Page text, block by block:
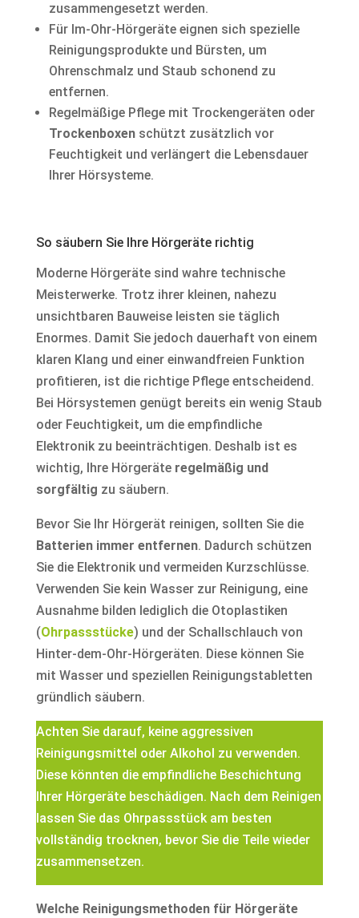
zusammengesetzt werden.
Für Im-Ohr-Hörgeräte eignen sich spezielle
Reinigungsprodukte und Bürsten, um
Ohrenschmalz und Staub schonend zu
entfernen.
Regelmäßige Pflege mit Trockengeräten oder
Trockenboxenschützt zusätzlich vor
Feuchtigkeit und verlängert die Lebensdauer
Ihrer Hörsysteme.
So säubern Sie Ihre Hörgeräte richtig
Moderne Hörgeräte sind wahre technische
Meisterwerke. Trotz ihrer kleinen, nahezu
unsichtbaren Bauweise leisten sie täglich
Enormes. Damit Sie jedoch dauerhaft von einem
klaren Klang und einer einwandfreien Funktion
profitieren, ist die richtige Pflege entscheidend.
Bei Hörsystemen genügt bereits ein wenig Staub
oder Feuchtigkeit, um die empfindliche
Elektronik zu beeinträchtigen. Deshalb ist es
wichtig, Ihre Hörgeräte regelmäßig und
sorgfältig zu säubern.
Bevor Sie Ihr Hörgerät reinigen, sollten Sie die
Batterien immer entfernen. Dadurch schützen
Sie die Elektronik und vermeiden Kurzschlüsse.
Verwenden Sie kein Wasser zur Reinigung, eine
Ausnahme bilden lediglich die Otoplastiken
(Ohrpassstücke) und der Schallschlauch von
Hinter-dem-Ohr-Hörgeräten. Diese können Sie
mit Wasser und speziellen Reinigungstabletten
gründlich säubern.
Achten Sie darauf, keine aggressiven
Reinigungsmittel oder Alkohol zu verwenden.
Diese könnten die empfindliche Beschichtung
Ihrer Hörgeräte beschädigen. Nach dem Reinigen
lassen Sie das Ohrpassstück am besten
vollständig trocknen, bevor Sie die Teile wieder
zusammensetzen.
Welche Reinigungsmethoden für Hörgeräte